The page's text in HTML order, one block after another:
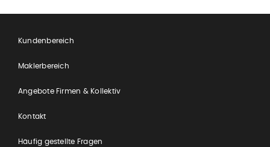
Kundenbereich
Maklerbereich
Angebote Firmen & Kollektiv
Kontakt
Häufig gestellte Fragen